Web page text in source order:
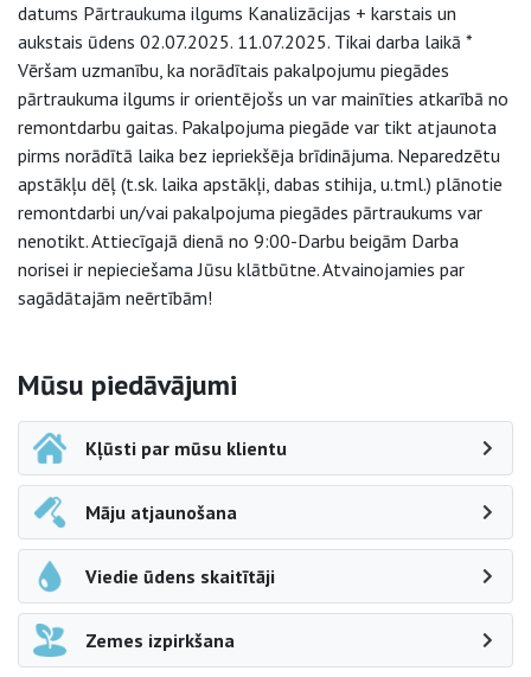
datums Pārtraukuma ilgums Kanalizācijas + karstais un
aukstais ūdens 02.07.2025. 11.07.2025. Tikai darba laikā *
Vēršam uzmanību, ka norādītais pakalpojumu piegādes
pārtraukuma ilgums ir orientējošs un var mainīties atkarībā no
remontdarbu gaitas. Pakalpojuma piegāde var tikt atjaunota
pirms norādītā laika bez iepriekšēja brīdinājuma. Neparedzētu
apstākļu dēļ (t.sk. laika apstākļi, dabas stihija, u.tml.) plānotie
remontdarbi un/vai pakalpojuma piegādes pārtraukums var
nenotikt. Attiecīgajā dienā no 9:00-Darbu beigām Darba
norisei ir nepieciešama Jūsu klātbūtne. Atvainojamies par
sagādātajām neērtībām!
Sāna navigācija
Mūsu piedāvājumi
Kļūsti par mūsu klientu
Māju atjaunošana
Viedie ūdens skaitītāji
Zemes izpirkšana